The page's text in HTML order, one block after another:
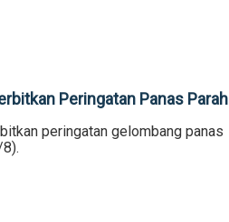
Peringatan Panas Parah
peringatan gelombang panas